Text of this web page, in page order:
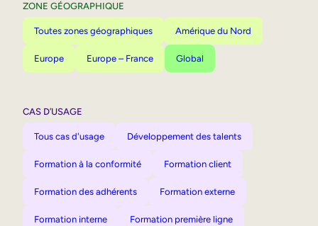
ZONE GÉOGRAPHIQUE
Toutes zones géographiques Amérique du Nord
Europe Europe – France Global
CAS D’USAGE
Tous cas d'usage Développement des talents
Formation à la conformité Formation client
Formation des adhérents Formation externe
Formation interne Formation première ligne